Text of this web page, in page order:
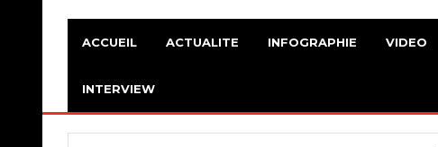
ACCUEIL ACTUALITE INFOGRAPHIE VIDEO
INTERVIEW